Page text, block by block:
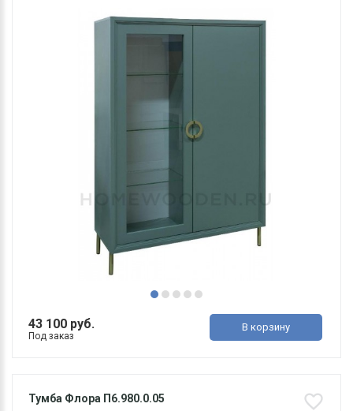
43 100 руб.
Под заказ
В корзину
Тумба Флора П6.980.0.05